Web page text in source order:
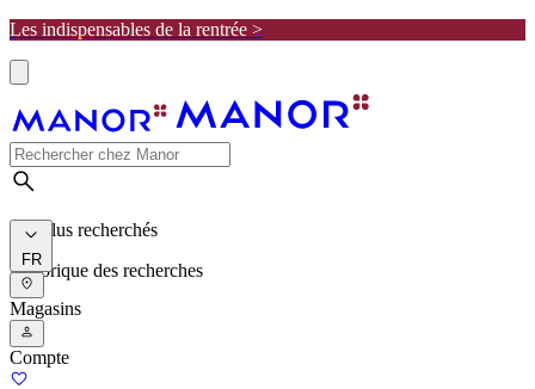
Les indispensables de la rentrée >
Les plus recherchés
Historique des recherches
FR
Magasins
Compte